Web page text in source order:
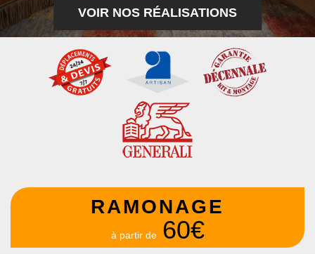
VOIR NOS RÉALISATIONS
RAMONAGE
à partir de 60€